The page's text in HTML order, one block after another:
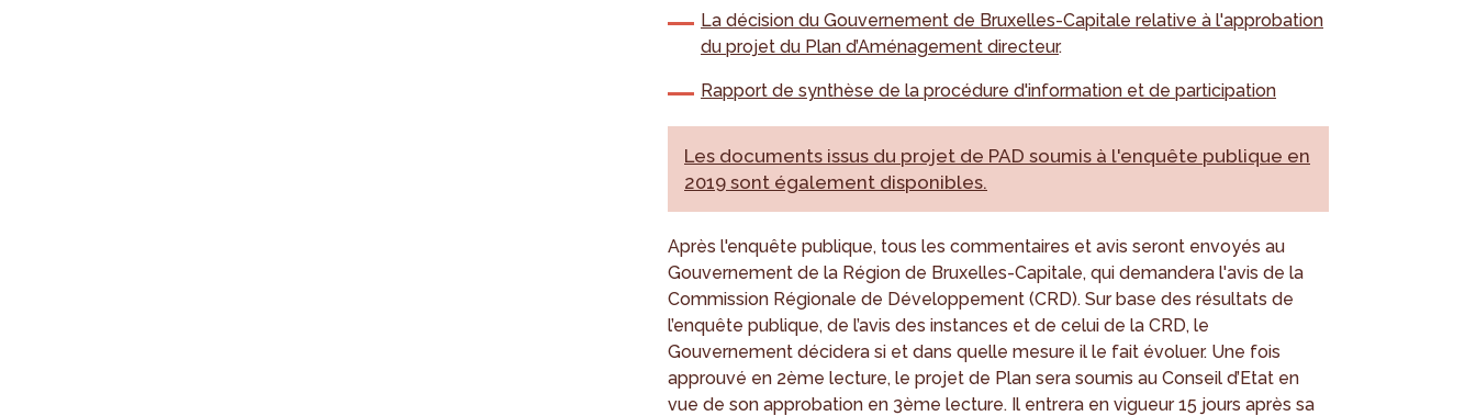
La décision du Gouvernement de Bruxelles-Capitale relative à l'approbation
du projet du Plan d’Aménagement directeur.
Rapport de synthèse de la procédure d'information et de participation
Les documents issus du projet de PAD soumis à l'enquête publique en
2019 sont également disponibles.
Après l'enquête publique, tous les commentaires et avis seront envoyés au
Gouvernement de la Région de Bruxelles-Capitale, qui demandera l'avis de la
Commission Régionale de Développement (CRD). Sur base des résultats de
l’enquête publique, de l’avis des instances et de celui de la CRD, le
Gouvernement décidera si et dans quelle mesure il le fait évoluer. Une fois
approuvé en 2ème lecture, le projet de Plan sera soumis au Conseil d’Etat en
vue de son approbation en 3ème lecture. Il entrera en vigueur 15 jours après sa